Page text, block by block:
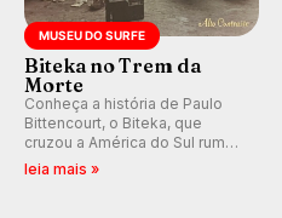
MUSEU DO SURFE
Biteka no Trem da
Morte
Conheça a história de Paulo
Bittencourt, o Biteka, que
cruzou a América do Sul rumo
ao Pacífico em uma jornada
leia mais »